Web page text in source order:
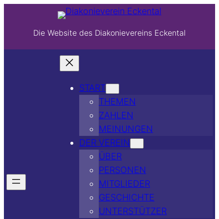
Die Website des Diakonievereins Eckental
START
THEMEN
ZAHLEN
MEINUNGEN
DER VEREIN
ÜBER
PERSONEN
MITGLIEDER
GESCHICHTE
UNTERSTÜTZER